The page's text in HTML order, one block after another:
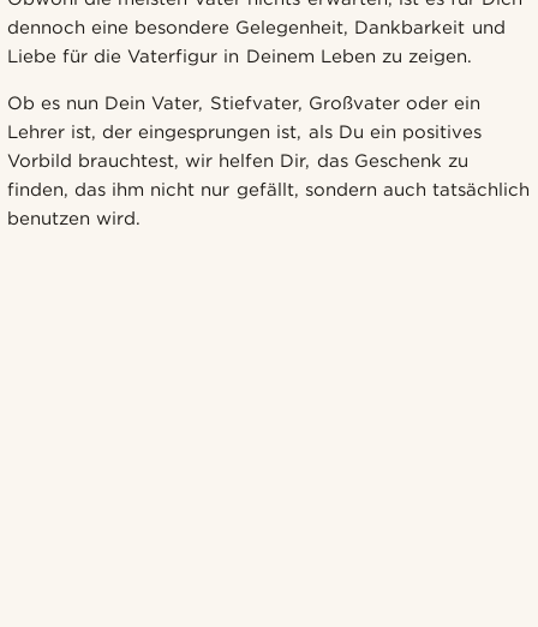
dennoch eine besondere Gelegenheit, Dankbarkeit und
Liebe für die Vaterfigur in Deinem Leben zu zeigen.
Ob es nun Dein Vater, Stiefvater, Großvater oder ein
Lehrer ist, der eingesprungen ist, als Du ein positives
Vorbild brauchtest, wir helfen Dir, das Geschenk zu
finden, das ihm nicht nur gefällt, sondern auch tatsächlich
benutzen wird.